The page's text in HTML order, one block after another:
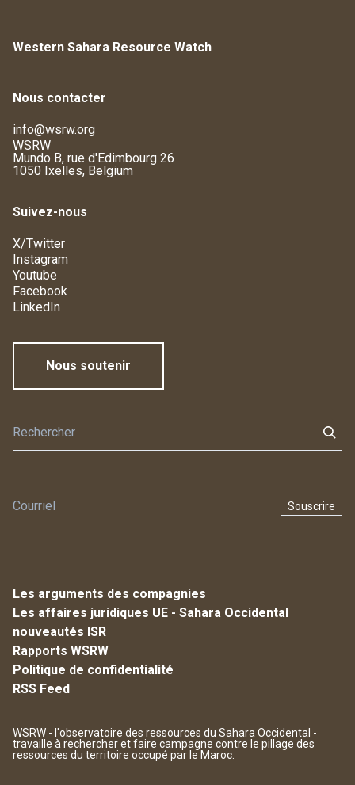
Western Sahara Resource Watch
Nous contacter
info@wsrw.org
WSRW
Mundo B, rue d'Edimbourg 26
1050 Ixelles, Belgium
Suivez-nous
X/Twitter
Instagram
Youtube
Facebook
LinkedIn
Nous soutenir
Souscrire
Les arguments des compagnies
Les affaires juridiques UE - Sahara Occidental
nouveautés ISR
Rapports WSRW
Politique de confidentialité
RSS Feed
WSRW - l'observatoire des ressources du Sahara Occidental -
travaille à rechercher et faire campagne contre le pillage des
ressources du territoire occupé par le Maroc.